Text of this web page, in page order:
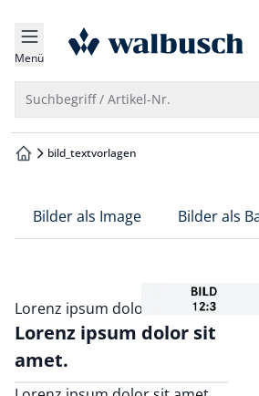
springen
springen
springen
springen
Menü zur Startseite
Suchbegriff / Artikel-Nr.
zur Startseite
bild_textvorlagen
Bilder als Image Bilder als
Lorenz ipsum dolor sit amet.
Lorenz ipsum dolor sit
amet.